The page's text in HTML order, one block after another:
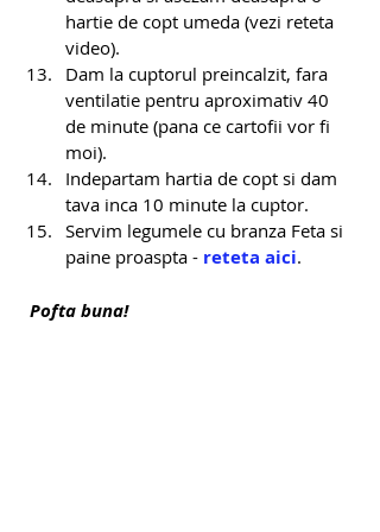
hartie de copt umeda (vezi reteta
video).
Dam la cuptorul preincalzit, fara
ventilatie pentru aproximativ 40
de minute (pana ce cartofii vor fi
moi).
Indepartam hartia de copt si dam
tava inca 10 minute la cuptor.
Servim legumele cu branza Feta si
paine proaspta - reteta aici.
Pofta buna!